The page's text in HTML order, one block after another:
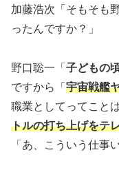
加藤浩次「そもそも
ったんですか？」
野口聡一「 子どもの
ですから「 宇宙戦艦
職業としてってこと
トルの打ち上げをテ
「あ、こういう仕事